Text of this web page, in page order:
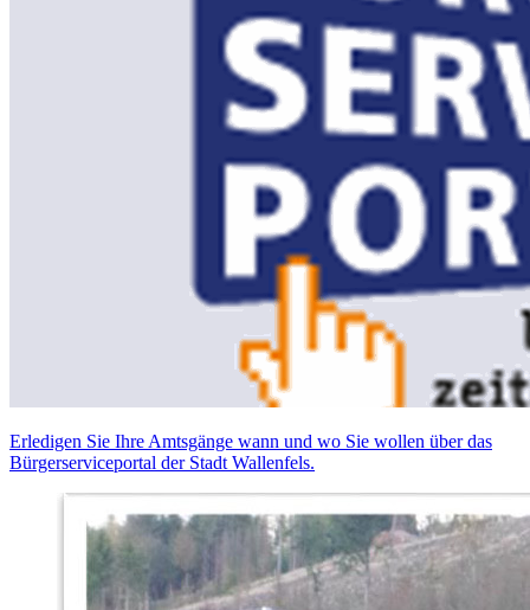
Erledigen Sie Ihre Amtsgänge wann und wo Sie wollen über das
Bürgerserviceportal der Stadt Wallenfels.